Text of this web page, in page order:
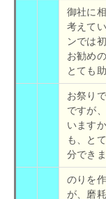
御社に
考えて
ンでは
お勧め
とても
お祭り
ですが
います
も、と
分でき
のりを
が、磨